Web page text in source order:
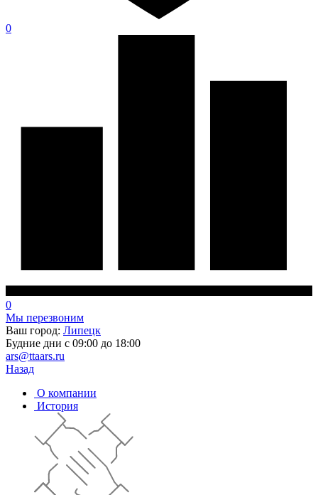
0
0
Мы перезвоним
Ваш город: Липецк
Будние дни с 09:00 до 18:00
ars@ttaars.ru
Назад
О компании
История